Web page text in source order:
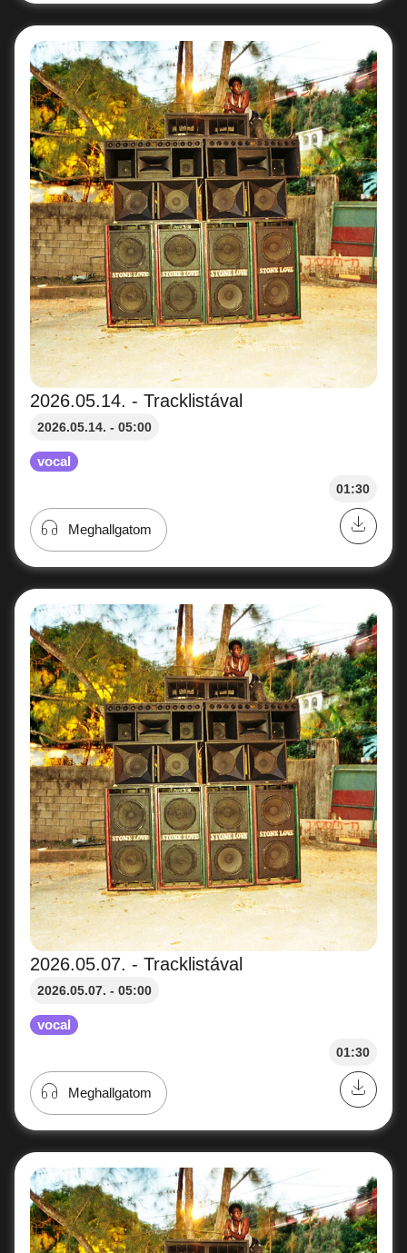
2026.05.14. - Tracklistával
2026.05.14. - 05:00
vocal
01:30
Meghallgatom
2026.05.07. - Tracklistával
2026.05.07. - 05:00
vocal
01:30
Meghallgatom